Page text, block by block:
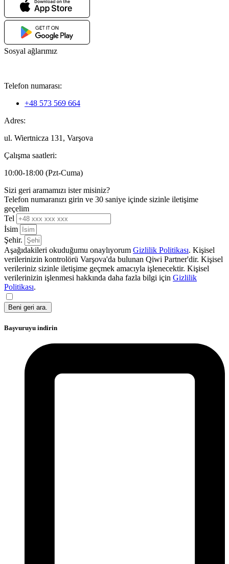
Sosyal ağlarımız
Telefon numarası:
+48 573 569 664
Adres:
ul. Wiertnicza 131, Varşova
Çalışma saatleri:
10:00-18:00 (Pzt-Cuma)
Sizi geri aramamızı ister misiniz?
Telefon numaranızı girin ve 30 saniye içinde sizinle iletişime
geçelim
Tel
İsim
Şehir.
Aşağıdakileri okuduğumu onaylıyorum Gizlilik Politikası. Kişisel
verilerinizin kontrolörü Varşova'da bulunan Qiwi Partner'dir. Kişisel
verileriniz sizinle iletişime geçmek amacıyla işlenecektir. Kişisel
verilerinizin işlenmesi hakkında daha fazla bilgi için Gizlilik
Politikası.
Beni geri ara.
Başvuruyu indirin